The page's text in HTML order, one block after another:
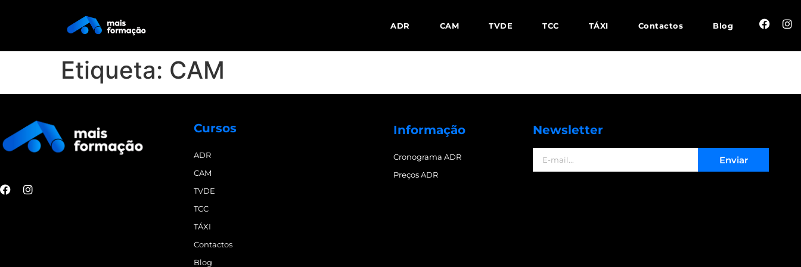
ADR CAM TVDE TCC TÁXI Contactos Blog
Etiqueta: CAM
Cursos
ADR
CAM
TVDE
TCC
TÁXI
Contactos
Blog
Informação
Cronograma ADR
Preços ADR
Newsletter
Enviar